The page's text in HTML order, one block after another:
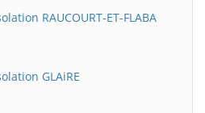
RAUCOURT-ET-FLABA
GLAiRE